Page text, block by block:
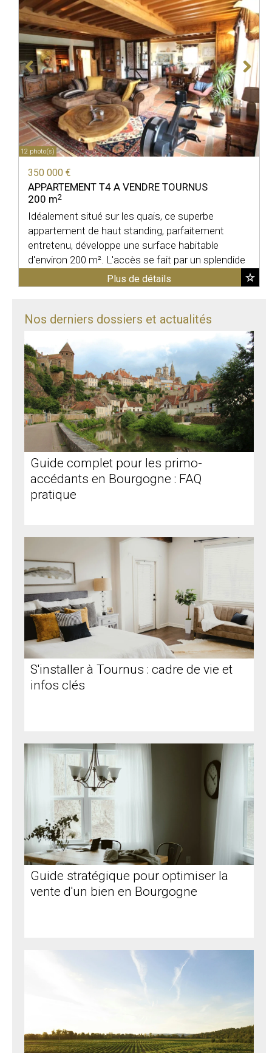
12 photo(s)
350 000 €
APPARTEMENT T4 A VENDRE TOURNUS
200 m2
Idéalement situé sur les quais, ce superbe
appartement de haut standing, parfaitement
entretenu, développe une surface habitable
d'environ 200 m². L'accès se fait par un splendide
Plus de détails
Nos derniers dossiers et actualités
Guide complet pour les primo-
accédants en Bourgogne : FAQ
pratique
S'installer à Tournus : cadre de vie et
infos clés
Guide stratégique pour optimiser la
vente d'un bien en Bourgogne